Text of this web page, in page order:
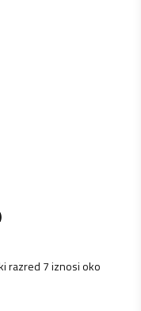
razred 7 iznosi oko